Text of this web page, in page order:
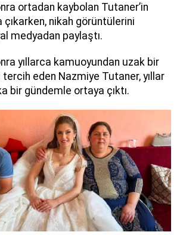
ortadan kaybolan Tutaner’in
nikah görüntülerini
medyadan paylaştı.
yıllarca kamuoyundan uzak bir
eden Nazmiye Tutaner, yıllar
bir gündemle ortaya çıktı.